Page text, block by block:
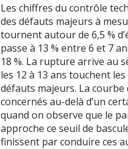
Les chiffres du contrôle
des défauts majeurs à
tournent autour de 6,5 %
passe à 13 % entre 6 et 7
18 %. La rupture arrive au
les 12 à 13 ans touchent
défauts majeurs. La
concernés au-delà d’un
quand on observe que le
approche ce seuil de
finissent par conduire ces